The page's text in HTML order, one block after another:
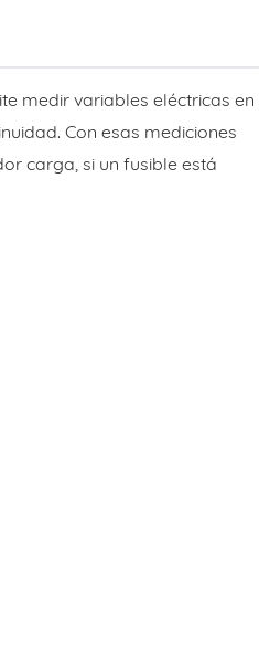
medir variables eléctricas en
Con esas mediciones
carga, si un fusible está